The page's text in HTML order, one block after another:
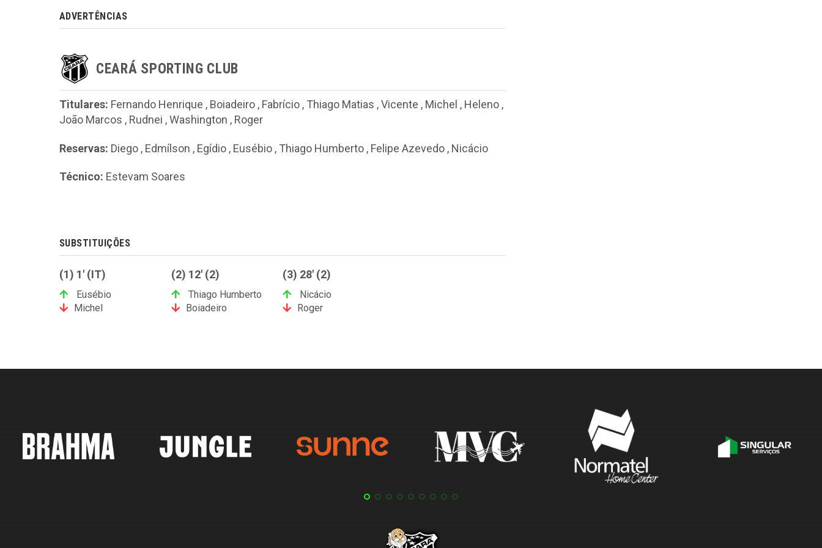
ADVERTÊNCIAS
CEARÁ SPORTING CLUB
Titulares: Fernando Henrique , Boiadeiro , Fabrício , Thiago Matias ,Vicente , Michel , Heleno ,
João Marcos , Rudnei ,Washington , Roger
Reservas: Diego , Edmílson , Egídio , Eusébio , Thiago Humberto , Felipe Azevedo , Nicácio
Técnico: Estevam Soares
SUBSTITUIÇÕES
(1) 1' (IT)
Eusébio
Michel
(2) 12' (2)
Thiago Humberto
Boiadeiro
(3) 28' (2)
Nicácio
Roger